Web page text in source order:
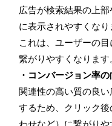
広告が検索結果の上
に表示されやすくなり
これは、ユーザーの
繋がりやすくなります
・コンバージョン率の
関連性の高い質の良
するため、クリック
わせなど）に繋がりや